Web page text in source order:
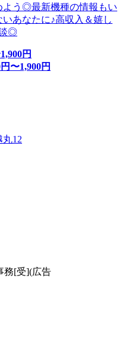
よう◎最新機種の情報もい
あなたに♪高収入＆嬉し
談◎
1,900円
円〜1,900円
12
務[受](広告